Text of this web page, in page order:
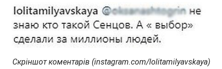
Скріншот коментарів (instagram.com/lolitamilyavskaya)